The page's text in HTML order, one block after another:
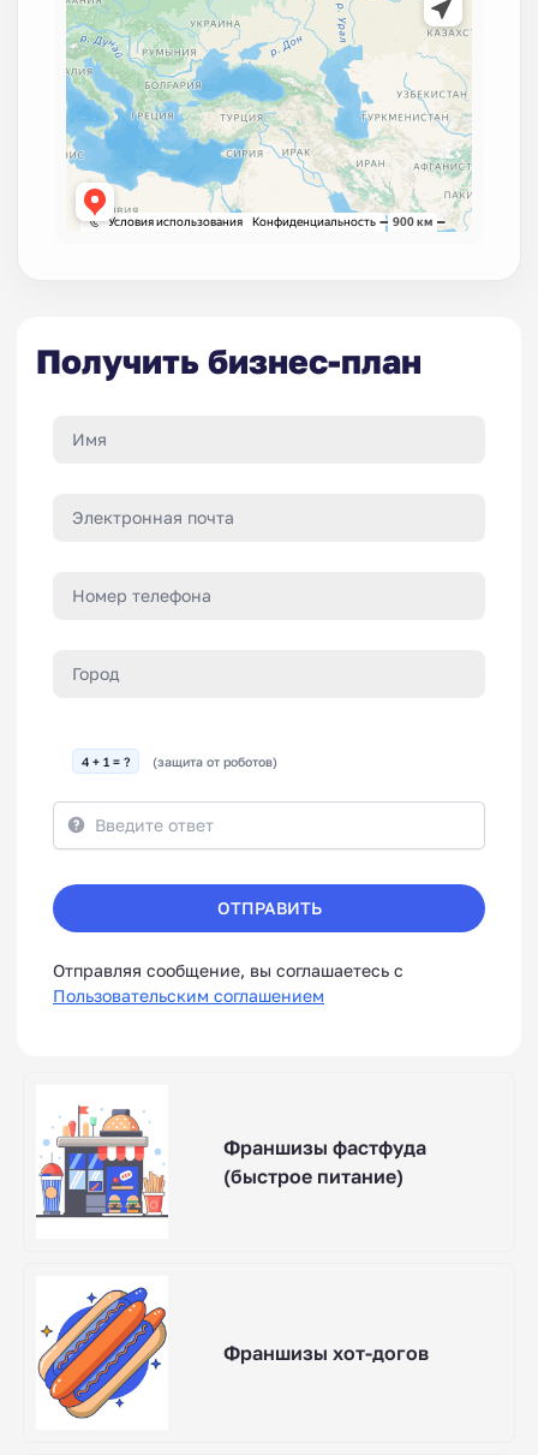
Получить бизнес-план
4 + 1 = ? (защита от роботов)
ОТПРАВИТЬ
Отправляя сообщение, вы соглашаетесь с
Пользовательским соглашением
Франшизы фастфуда
(быстрое питание)
Франшизы хот-догов